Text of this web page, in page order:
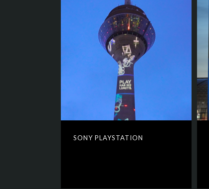
SONY PLAYSTATION